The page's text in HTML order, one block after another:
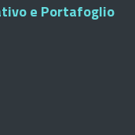
e Portafoglio